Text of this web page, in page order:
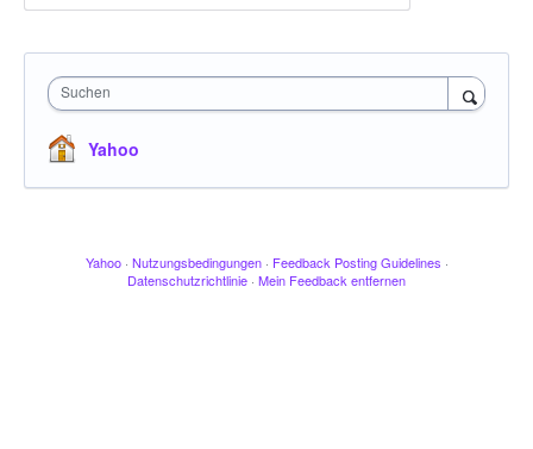
Suchen
Yahoo
Yahoo · Nutzungsbedingungen · Feedback Posting Guidelines ·
Datenschutzrichtlinie · Mein Feedback entfernen